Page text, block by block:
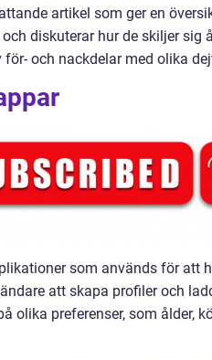
artikel som ger en
diskuterar hur de skiljer sig
och nackdelar med olika
som används för att
att skapa profiler och
olika preferenser, som ålder,